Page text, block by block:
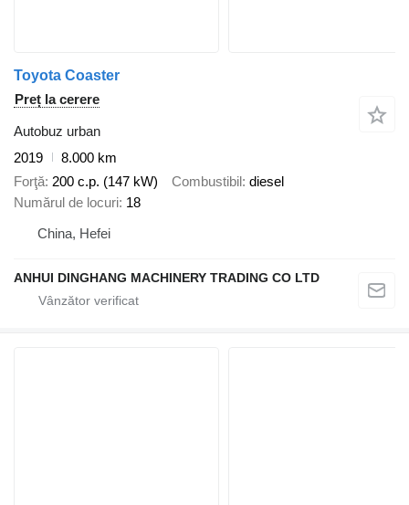
Toyota Coaster
Preț la cerere
Autobuz urban
2019
8.000 km
Forţă 200 c.p. (147 kW) Combustibil diesel
Numărul de locuri 18
China, Hefei
ANHUI DINGHANG MACHINERY TRADING CO LTD